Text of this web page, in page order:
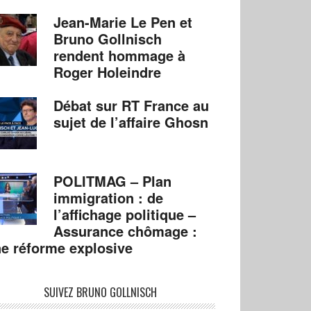
Jean-Marie Le Pen et
Bruno Gollnisch
rendent hommage à
Roger Holeindre
Débat sur RT France au
sujet de l’affaire Ghosn
POLITMAG – Plan
immigration : de
l’affichage politique –
Assurance chômage :
réforme explosive
SUIVEZ BRUNO GOLLNISCH